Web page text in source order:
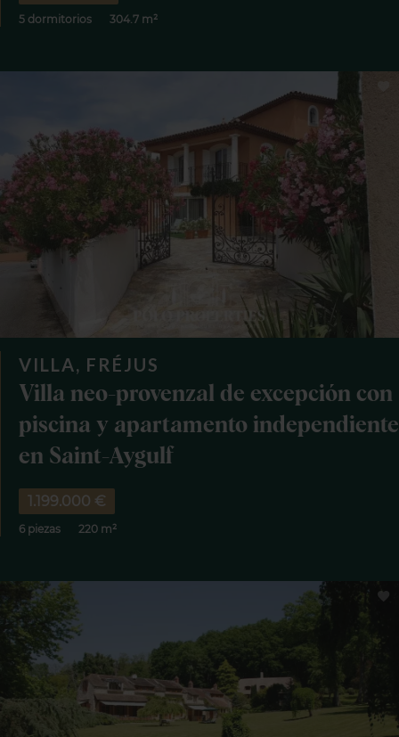
5 dormitorios 304.7 m²
VILLA, FRÉJUS
Villa neo-provenzal de excepción con
piscina y apartamento independiente
en Saint-Aygulf
1.199.000 €
6 piezas 220 m²